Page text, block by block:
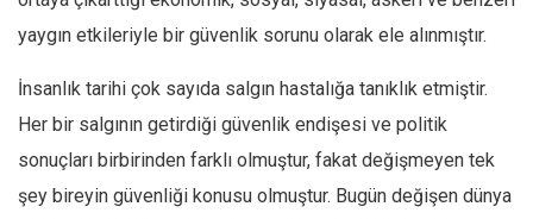
yaygın etkileriyle bir güvenlik sorunu olarak ele alınmıştır.
İnsanlık tarihi çok sayıda salgın hastalığa tanıklık etmiştir.
Her bir salgının getirdiği güvenlik endişesi ve politik
sonuçları birbirinden farklı olmuştur, fakat değişmeyen tek
şey bireyin güvenliği konusu olmuştur. Bugün değişen dünya